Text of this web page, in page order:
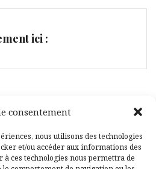
consentement
nous utilisons des technologies
et/ou accéder aux informations des
ces technologies nous permettra de
ici :